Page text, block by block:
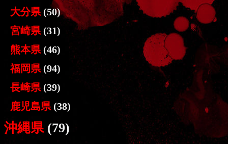
大分県 (50)
宮崎県 (31)
熊本県 (46)
福岡県 (94)
長崎県 (39)
鹿児島県 (38)
沖縄県(79)